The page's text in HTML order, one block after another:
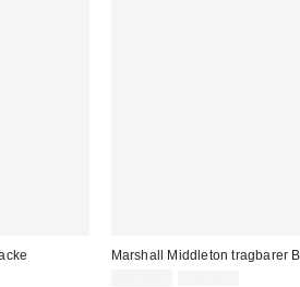
Marshall Middleton tragbarer